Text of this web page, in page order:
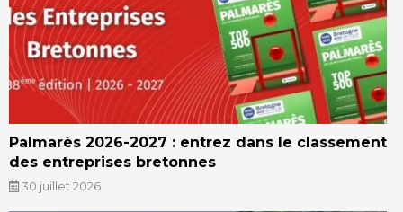
Palmarès 2026-2027 : entrez dans le classement
des entreprises bretonnes
30 juillet 2026